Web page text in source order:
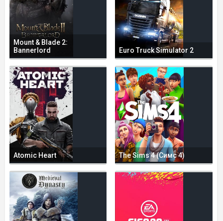
Mount & Blade 2:
Bannerlord
Euro Truck Simulator 2
Atomic Heart The Sims 4 (Симс 4)